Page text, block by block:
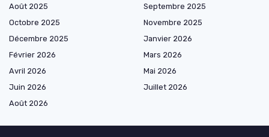
Août 2025
Septembre 2025
Octobre 2025
Novembre 2025
Décembre 2025
Janvier 2026
Février 2026
Mars 2026
Avril 2026
Mai 2026
Juin 2026
Juillet 2026
Août 2026